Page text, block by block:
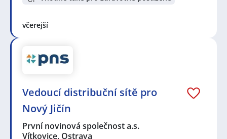
včerejší
Vedoucí distribuční sítě pro
Nový Jičín
První novinová společnost a.s.
Vítkovice, Ostrava